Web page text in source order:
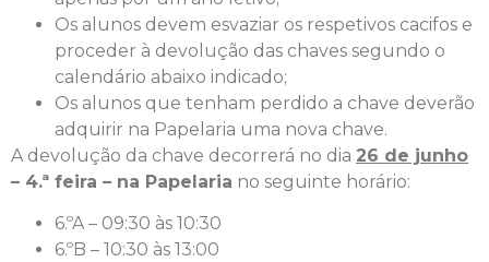
Os alunos devem esvaziar os respetivos cacifos e
proceder à devolução das chaves segundo o
calendário abaixo indicado;
Os alunos que tenham perdido a chave deverão
adquirir na Papelaria uma nova chave.
A devolução da chave decorrerá no dia 26 de junho
– 4.ª feira – na Papelaria no seguinte horário:
6.ºA – 09:30 às 10:30
6.ºB – 10:30 às 13:00